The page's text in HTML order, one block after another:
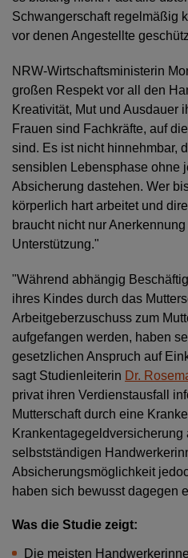
Schwangerschaft regelmäßig
vor denen Angestellte
NRW-Wirtschaftsministerin
großen Respekt vor all den
Kreativität, Mut und Ausdauer
Frauen sind Fachkräfte, auf
sind. Es ist nicht hinnehmbar,
sensiblen Lebensphase ohne
Absicherung dastehen. Wer
körperlich hart arbeitet und
braucht nicht nur
Unterstützung."
"Während abhängig
ihres Kindes durch das
Arbeitgeberzuschuss zum
aufgefangen werden, haben
gesetzlichen Anspruch auf
sagt Studienleiterin Dr.
privat ihren Verdienstausfall
Mutterschaft durch eine
Krankentagegeldversicherung
selbstständigen
Absicherungsmöglichkeit
haben sich bewusst dagegen
Was die Studie zeigt:
Die meisten